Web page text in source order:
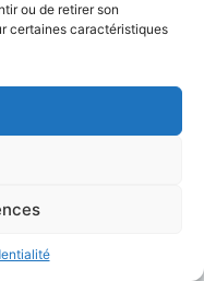
ou de retirer son
certaines caractéristiques
2021